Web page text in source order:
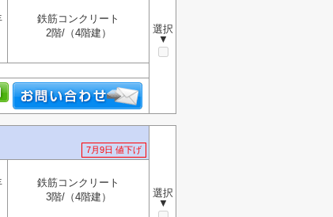
選択
▼
鉄筋コンクリート
2階/（4階建）
7月9日 値下げ
選択
▼
鉄筋コンクリート
3階/（4階建）